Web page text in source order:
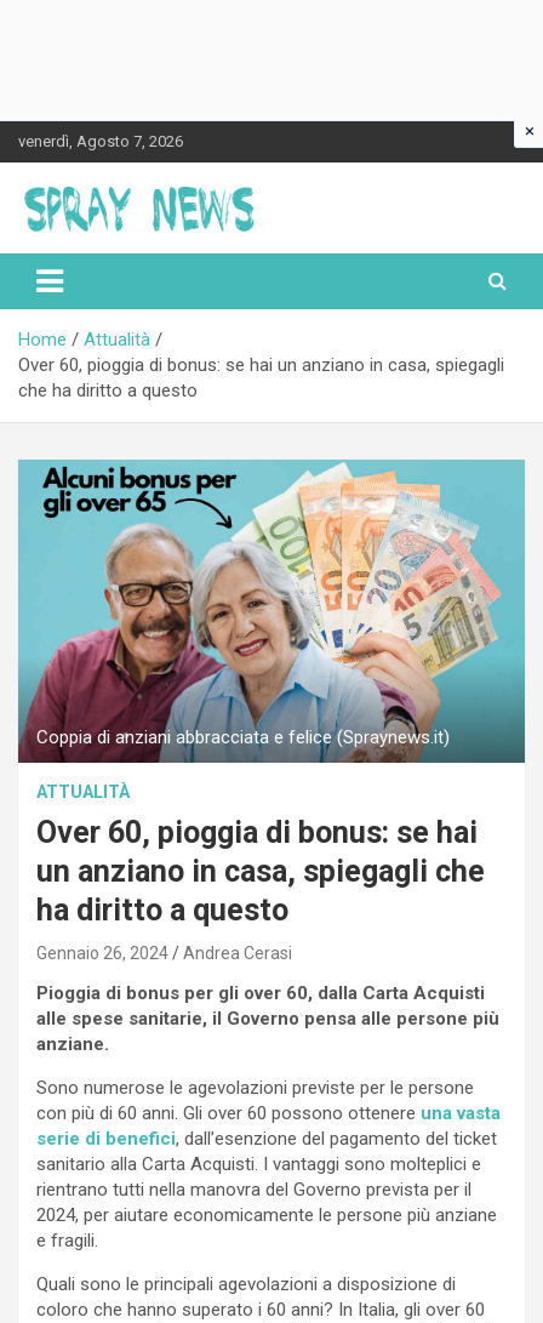
to
content
venerdì, Agosto 7, 2026
Spraynews.it
Home
Attualità
Over 60, pioggia di bonus: se hai un anziano in casa, spiegagli
che ha diritto a questo
Coppia di anziani abbracciata e felice (Spraynews.it)
ATTUALITÀ
Over 60, pioggia di bonus: se hai
un anziano in casa, spiegagli che
ha diritto a questo
Gennaio 26, 2024 Andrea Cerasi
Pioggia di bonus per gli over 60, dalla Carta Acquisti
alle spese sanitarie, il Governo pensa alle persone più
anziane.
Sono numerose le agevolazioni previste per le persone
con più di 60 anni. Gli over 60 possono ottenere una vasta
serie di benefici, dall’esenzione del pagamento del ticket
sanitario alla Carta Acquisti. I vantaggi sono molteplici e
rientrano tutti nella manovra del Governo prevista per il
2024, per aiutare economicamente le persone più anziane
e fragili.
Quali sono le principali agevolazioni a disposizione di
coloro che hanno superato i 60 anni? In Italia, gli over 60
×